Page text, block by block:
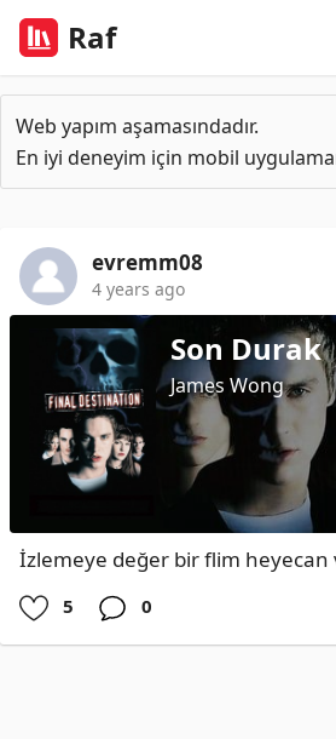
Raf
Web yapım aşamasındadır.
En iyi deneyim için mobil
evremm08
4 years ago
Son Durak
James Wong
İzlemeye değer bir flim heyecan
5 0